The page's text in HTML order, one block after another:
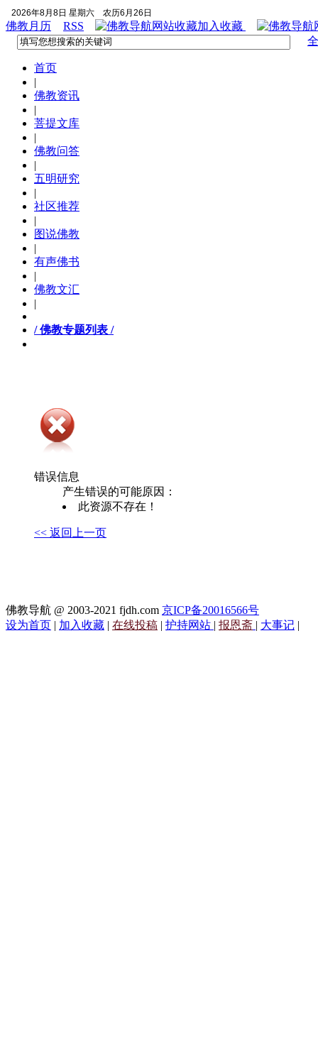
2026年8月8日 星期六 农历6月26日
佛教月历 RSS
加入收藏
首页
|
佛教资讯
|
菩提文库
|
佛教问答
|
五明研究
|
社区推荐
|
图说佛教
|
有声佛书
|
佛教文汇
|
/ 佛教专题列表 /
错误信息
产生错误的可能原因：
此资源不存在！
<< 返回上一页
佛教导航 @ 2003-2021 fjdh.com 京ICP备20016566号
设为首页 | 加入收藏 | 在线投稿 | 护持网站 | 报恩斋 | 大事记 |